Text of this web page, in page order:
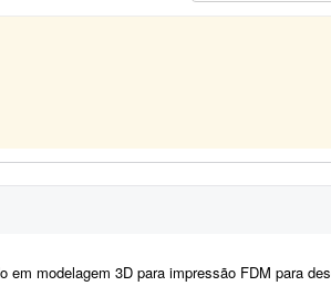
para desenvolver um chaveiro personalizado inspirado no escudo do Gama FC. O que preciso: - Criar o